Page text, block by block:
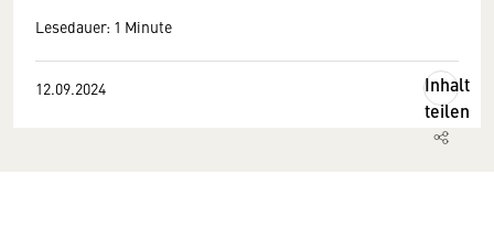
Lesedauer: 1 Minute
12.09.2024
Inhalt
teilen